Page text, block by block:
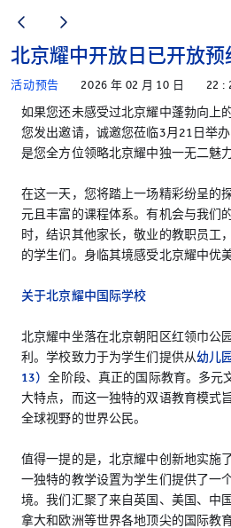
北京耀中开放日已开放预
活动预告 2026 年 02 月 10 日 22 :
如果您还未感受过北京耀中蓬勃向上
您发出邀请，诚邀您莅临3月21日举
是您全方位领略北京耀中独一无二魅
在这一天，您将踏上一场精彩纷呈的
元且丰富的课程体系。有机会与我们
时，结识其他家长，敬业的教职员工
的学生们。身临其境感受北京耀中优
关于北京耀中国际学校
北京耀中坐落在北京朝阳区红领巾公
利。学校致力于为学生们提供从幼儿
13）全阶段、真正的国际教育。多元
大特点，而这一独特的双语教育模式
全球视野的世界公民。
值得一提的是，北京耀中创新地实施
一独特的教学设置为学生们提供了一
境。我们汇聚了来自英国、美国、中
拿大和欧洲等世界各地顶尖的国际教